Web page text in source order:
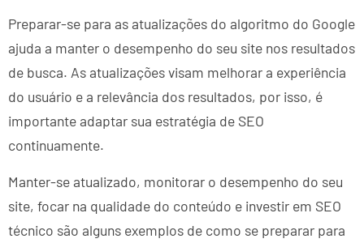
Preparar-se para as atualizações do algoritmo do Google
ajuda a manter o desempenho do seu site nos resultados
de busca. As atualizações visam melhorar a experiência
do usuário e a relevância dos resultados, por isso, é
importante adaptar sua estratégia de SEO
continuamente.
Manter-se atualizado, monitorar o desempenho do seu
site, focar na qualidade do conteúdo e investir em SEO
técnico são alguns exemplos de como se preparar para